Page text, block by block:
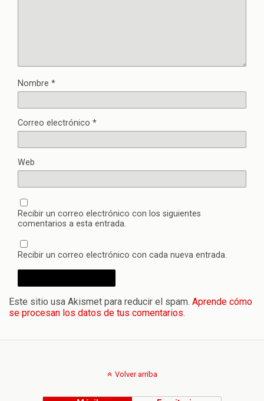
Nombre *
Correo electrónico *
Web
Recibir un correo electrónico con los siguientes
comentarios a esta entrada.
Recibir un correo electrónico con cada nueva entrada.
Este sitio usa Akismet para reducir el spam. Aprende cómo
se procesan los datos de tus comentarios.
Volver arriba